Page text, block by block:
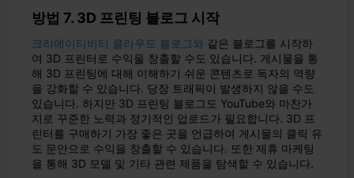
방법 7. 3D 프린팅 블로그 시작
크리에이티비티 클라우드 블로그와 같은 블로그를 시작하
여 3D 프린터로 수익을 창출할 수도 있습니다. 게시물을 통
해 3D 프린팅에 대해 이해하기 쉬운 콘텐츠로 독자의 역량
을 강화할 수 있습니다. 당장 트래픽이 발생하지 않을 수도
있습니다. 하지만 3D 프린팅 블로그도 YouTube와 마찬가
지로 꾸준한 노력과 정기적인 업로드가 필요합니다. 3D 프
린터를 구매하기 가장 좋은 곳을 언급하여 게시물의 클릭 유
도 문안으로 수익을 창출할 수 있습니다. 또한 제휴 마케팅
을 통해 3D 모델 및 기타 관련 제품을 탐색할 수 있습니다.